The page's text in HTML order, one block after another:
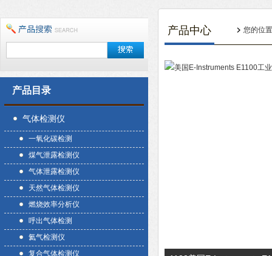
产品目录
气体检测仪
一氧化碳检测
煤气泄露检测仪
气体泄露检测仪
天然气体检测仪
燃烧效率分析仪
呼出气体检测
氦气检测仪
复合气体检测仪
产品中心 您的位